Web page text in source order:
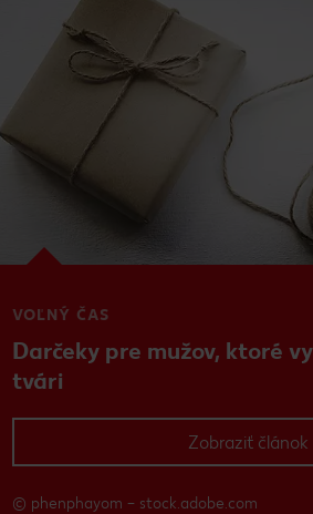
VOĽNÝ ČAS
© phenphayom – stock.adobe.com
Darčeky pre mužov, ktoré
tvári
Zobraziť článok